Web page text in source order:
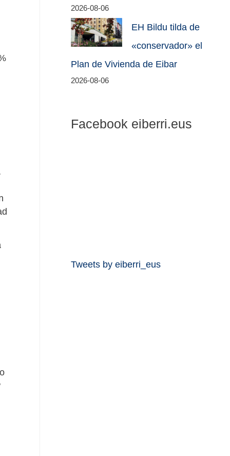
2026-08-06
EH Bildu tilda de
«conservador» el
Plan de Vivienda de Eibar
2026-08-06
Facebook eiberri.eus
Tweets by eiberri_eus